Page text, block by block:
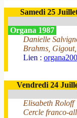
Samedi 25
Organa 1987
Danielle
Brahms,
Lien :
Vendredi 24
Elisabeth Roloff
Cercle franco-